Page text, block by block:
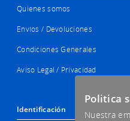
Quienes somos
Envíos / Devoluciones
Condiciones Generales
Aviso Legal / Privacidad
Identificación
Politica
Nuestra